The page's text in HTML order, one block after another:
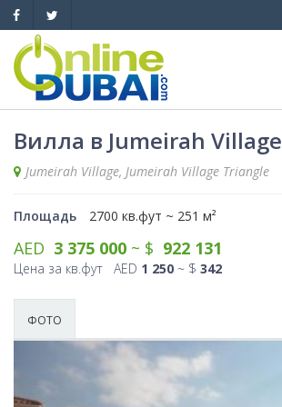
Досуг
Обзоры
Рестораны
Бары
Ночные клубы
Пляжные клубы
Адреса
Обзоры
Медицина
Образование
События
Автомобили
Продажа
Аренда
Яхты
Продажа
Услуги
Вилла в Jumeirah Village
Jumeirah Village, Jumeirah Village Triangle
Площадь 2700 кв.фут ~ 251 м²
AED 3 375 000 ~ $ 922 131
Цена за кв.фут AED 1 250 ~ $ 342
ФОТО